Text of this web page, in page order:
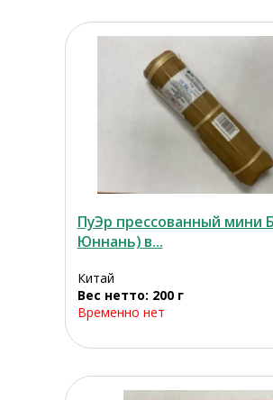
ПуЭр прессованный мини
Юннань) в...
Китай
Вес нетто: 200 г
Временно нет